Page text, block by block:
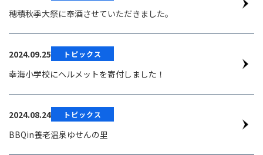
穂積秋季大祭に奉酒させていただきました。
2024.09.25 トピックス
幸海小学校にヘルメットを寄付しました！
2024.08.24 トピックス
BBQin養老温泉ゆせんの里